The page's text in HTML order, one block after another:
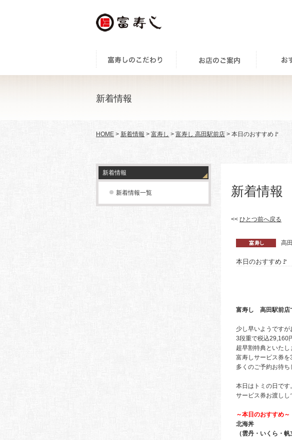
新着情報
HOME > 新着情報 > 富寿し > 富寿し 高田駅前店 > 本日のおすすめ🚩
新着情報
新着情報一覧 新着情報
<< ひとつ前へ戻る
高
本日のおすすめ🚩
富寿し 高田駅前店
少し早いようです
3段重で税込29,160
超早割特典といた
富寿しサービス券
多くのご予約お待ち
本日はトミの日で
サービス券お渡しし
～本日のおすすめ～
北海丼
（雲丹・いく